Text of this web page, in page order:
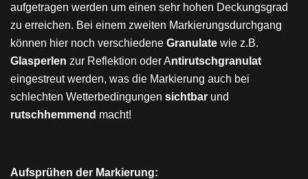
aufgetragen werden um einen sehr hohen Deckungsgrad
zu erreichen. Bei einem zweiten Markierungsdurchgang
können hier noch verschiedene Granulate wie z.B.
Glasperlen zur Reflektion oder Antirutschgranulat
eingestreut werden, was die Markierung auch bei
schlechten Wetterbedingungen sichtbar und
rutschhemmend macht!
Aufsprühen der Markierung: